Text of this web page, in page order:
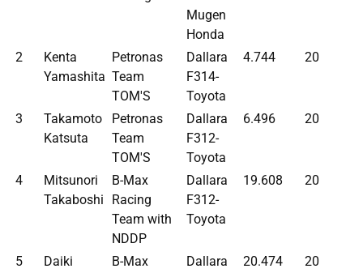
Mugen
Honda
2
Kenta
Yamashita
Petronas
Team
TOM'S
Dallara
F314-
Toyota
4.744 20
3
Takamoto
Katsuta
Petronas
Team
TOM'S
Dallara
F312-
Toyota
6.496 20
4
Mitsunori
Takaboshi
B-Max
Racing
Team with
NDDP
Dallara
F312-
Toyota
19.608 20
5
Daiki
B-Max
Dallara
20.474 20